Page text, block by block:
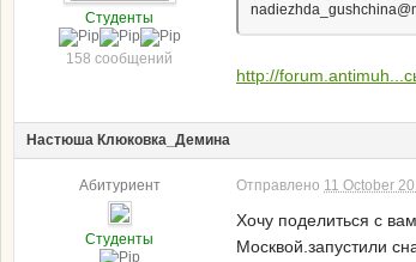
Студенты
158 сообщений
http://
Настюша Клюковка_Демина
Абитуриент
Студенты
Отправлено 11 October
Хочу поделиться с
Москвой.запустили